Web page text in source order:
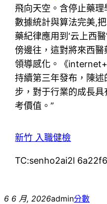
飛向天空。含停止藥
數據統計與算法完美,
藥紀律應用到‘云上西
傍邊往，這對將來西
領導感化。《
持續第三年發布，陳
步，對于行業的成長具
考價值。”
新竹 入職健檢
TC:senho2ai2l
6 6 月, 2026admin分數